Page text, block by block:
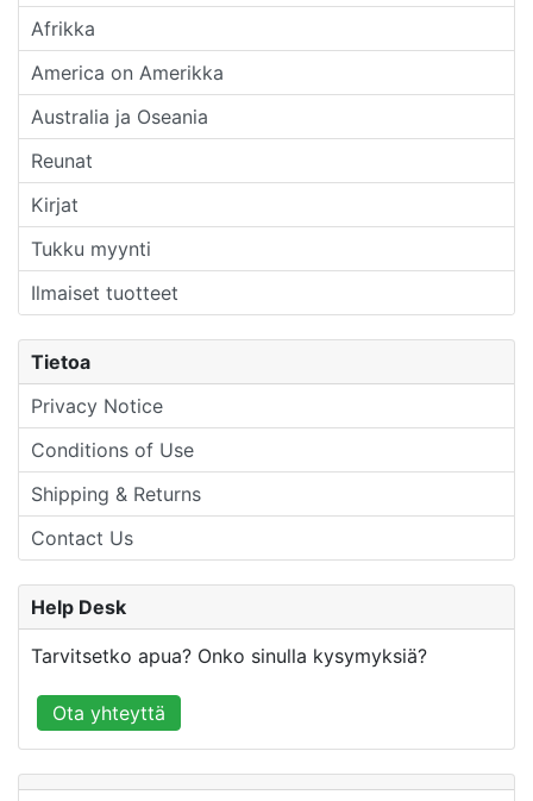
Afrikka
America on Amerikka
Australia ja Oseania
Reunat
Kirjat
Tukku myynti
Ilmaiset tuotteet
Tietoa
Privacy Notice
Conditions of Use
Shipping & Returns
Contact Us
Help Desk
Tarvitsetko apua? Onko sinulla kysymyksiä?
Ota yhteyttä